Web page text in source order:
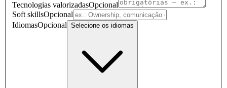
Tecnologias valorizadasOpcional
Soft skillsOpcional
IdiomasOpcional Selecione os idiomas